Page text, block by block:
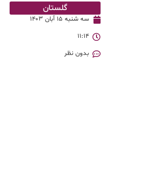
گلستان
سه شنبه ۱۵ آبان ۱۴۰۳
۱۱:۱۴
بدون نظر